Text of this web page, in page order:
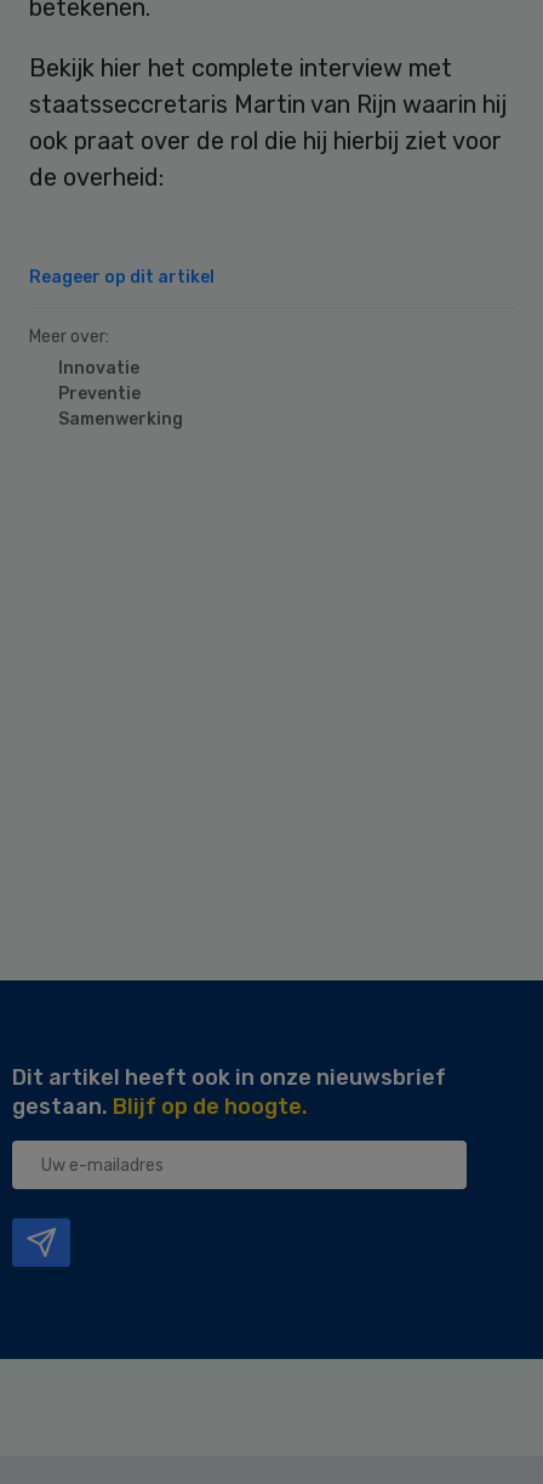
betekenen.
Bekijk hier het complete interview met
staatsseccretaris Martin van Rijn waarin hij
ook praat over de rol die hij hierbij ziet voor
de overheid:
Reageer op dit artikel
Meer over:
Innovatie
Preventie
Samenwerking
Dit artikel heeft ook in onze nieuwsbrief
gestaan. Blijf op de hoogte.
Uw